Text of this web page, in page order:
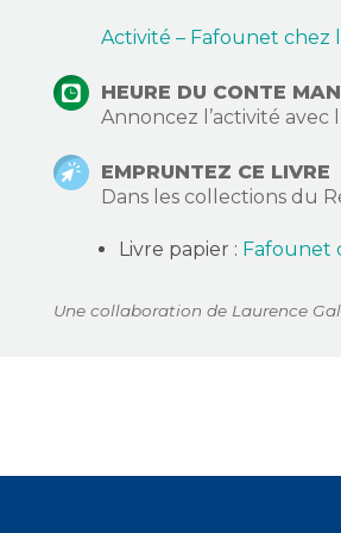
Activité – Fafounet chez
HEURE DU CONTE
Annoncez l’activité avec
EMPRUNTEZ CE LIVRE
Dans les collections du
Livre papier : Fafounet
Une collaboration de Laurence